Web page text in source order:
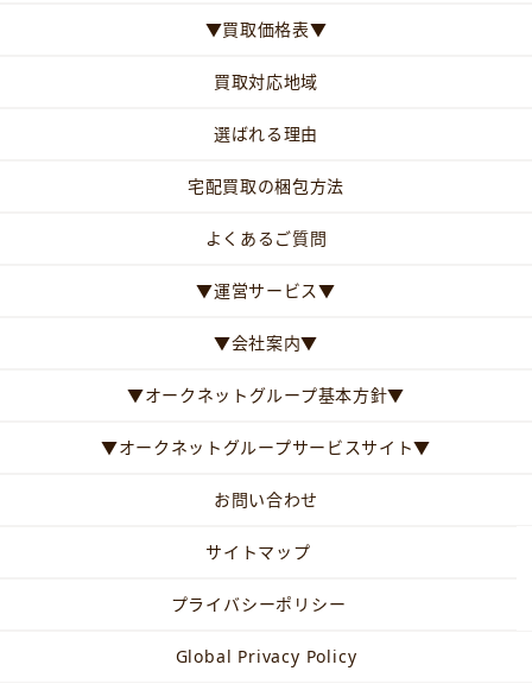
▼買取価格表▼
買取対応地域
選ばれる理由
宅配買取の梱包方法
よくあるご質問
▼運営サービス▼
▼会社案内▼
▼オークネットグループ基本方針▼
▼オークネットグループサービスサイト▼
お問い合わせ
サイトマップ
プライバシーポリシー
Global Privacy Policy